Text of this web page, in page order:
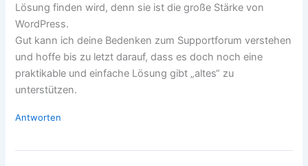
Lösung finden wird, denn sie ist die große Stärke von
WordPress.
Gut kann ich deine Bedenken zum Supportforum verstehen
und hoffe bis zu letzt darauf, dass es doch noch eine
praktikable und einfache Lösung gibt „altes“ zu
unterstützen.
Antworten